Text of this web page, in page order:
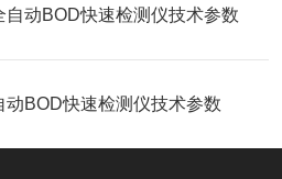
自动BOD快速检测仪技术参数
动BOD快速检测仪技术参数